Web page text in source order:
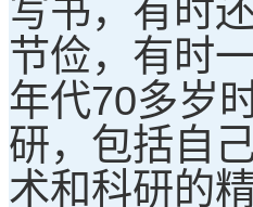
写书，有时
节俭，有时
年代70多岁
研，包括自
术和科研的